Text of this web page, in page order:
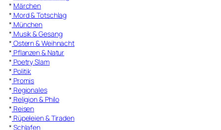
* Märchen
* Mord & Totschlag
* München
* Musik & Gesang
* Ostern & Weihnacht
* Pflanzen & Natur
* Poetry Slam
* Politik
* Promis
* Regionales
* Religion & Philo
* Reisen
* Rüpeleien & Tiraden
* Schlafen